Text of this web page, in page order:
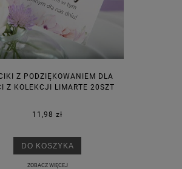
Z PODZIĘKOWANIEM DLA
Z KOLEKCJI LIMARTE 20SZT
11,98 zł
DO KOSZYKA
ZOBACZ WIĘCEJ